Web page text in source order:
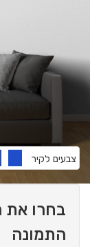
צבעים לקיר
בחרו את
התמונה